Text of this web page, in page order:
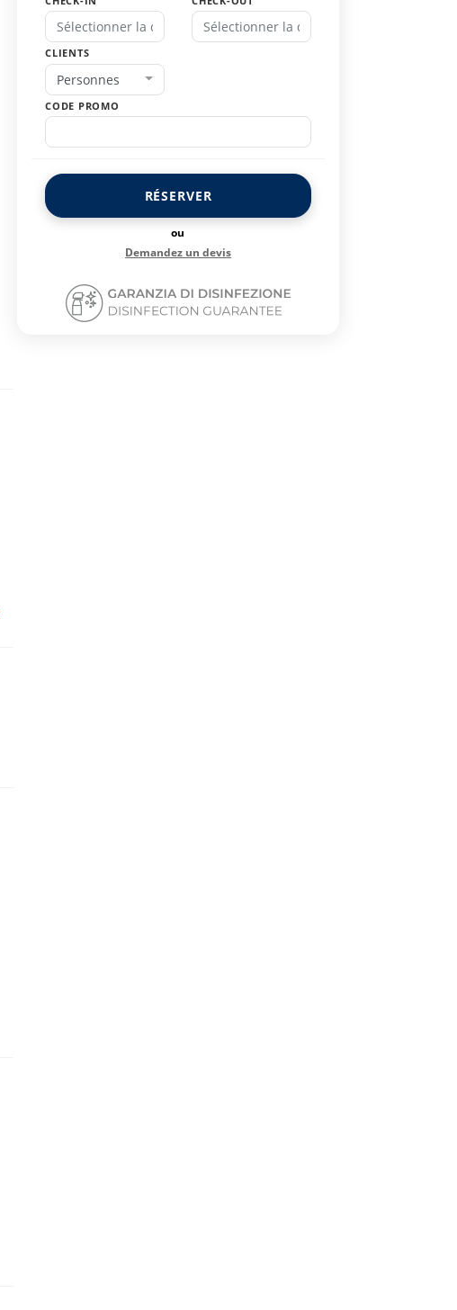
CLIENTS
Personnes
CODE PROMO
RÉSERVER
ou
Demandez un devis